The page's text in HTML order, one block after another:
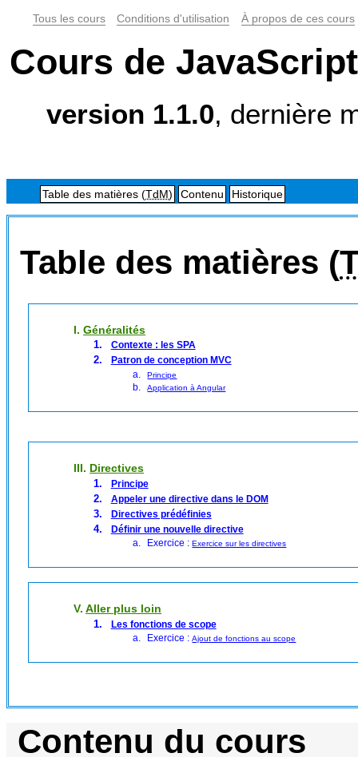
Tous les cours Conditions d'utilisation À propos de ces cours
Cours de
version 1.1.0, dernière
Table des matières (TdM) Contenu Historique
Table des matières (
I.Généralités
Contexte : les SPA
Patron de conception MVC
Principe
Application à Angular
III. Directives
Principe
Appeler une directive dans le DOM
Directives prédéfinies
Définir une nouvelle directive
Exercice :Exercice sur les directives
V.Aller plus loin
Les fonctions de scope
Exercice :Ajout de fonctions au scope
Contenu du cours